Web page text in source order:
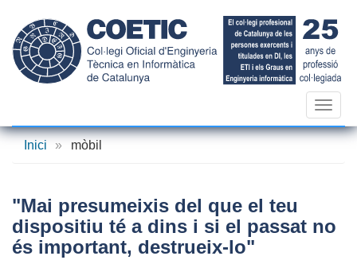
contingut
Inici
» mòbil
"Mai presumeixis del que el teu
dispositiu té a dins i si el passat no
és important, destrueix-lo"